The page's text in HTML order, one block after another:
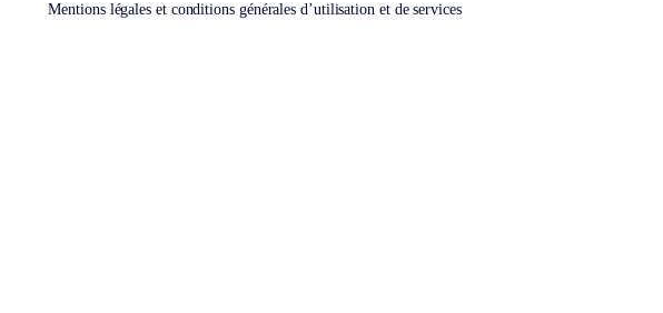
Mentions légales et conditions générales d’utilisation et de services